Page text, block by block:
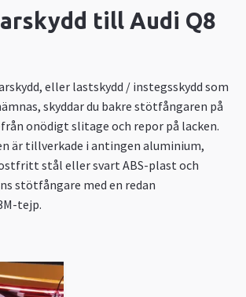
till Audi Q8
eller lastskydd / instegsskydd som
skyddar du bakre stötfångaren på
från onödigt slitage och repor på lacken.
är tillverkade i antingen aluminium,
stål eller svart ABS-plast och
stötfångare med en redan
tejp.